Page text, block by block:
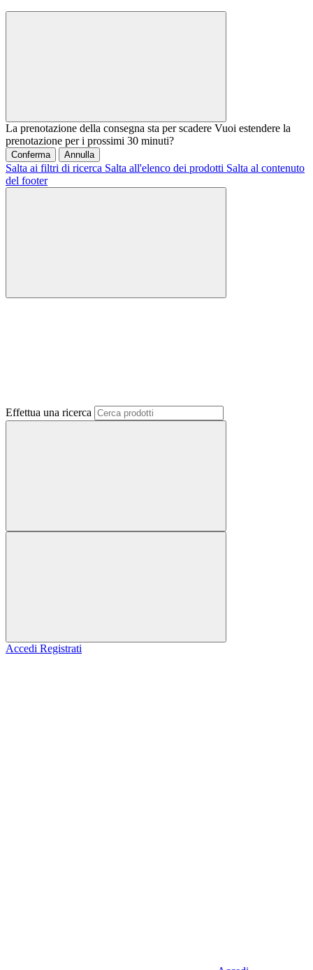
La prenotazione della consegna sta per scadere Vuoi estendere la
prenotazione per i prossimi 30 minuti?
Conferma Annulla
Salta ai filtri di ricerca Salta all'elenco dei prodotti Salta al contenuto
del footer
Effettua una ricerca
Accedi Registrati